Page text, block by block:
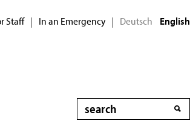
Staff | In an Emergency | Deutsch English
Search